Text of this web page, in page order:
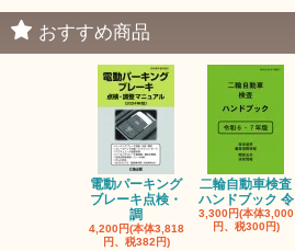
おすすめ商品
電動パーキング
ブレーキ点検・
調
4,200円(本体3,818
円、税382円)
二輪自動車検査
ハンドブック 令
3,300円(本体3,000
円、税300円)